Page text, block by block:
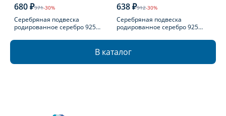
680 ₽971-30%
Серебряная подвеска
родированное серебро 925
638 ₽912-30%
Серебряная подвеска
родированное серебро 925
В каталог